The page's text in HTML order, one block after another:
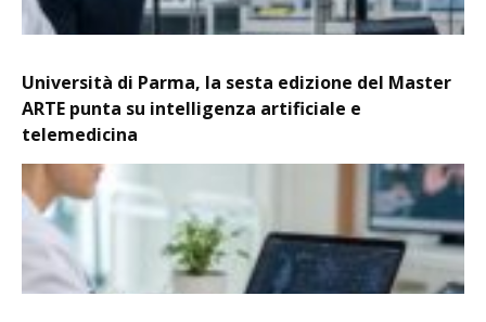
Università di Parma, la sesta edizione del Master
ARTE punta su intelligenza artificiale e
telemedicina